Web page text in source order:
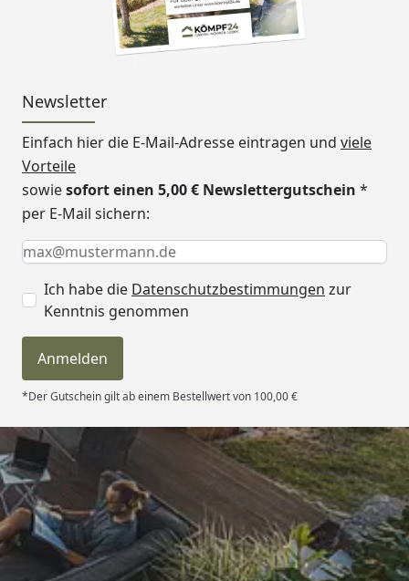
Newsletter
Einfach hier die E-Mail-Adresse eintragen und viele
Vorteile
sowiesofort einen 5,00 € Newslettergutschein *
per E-Mail sichern:
Keine Eingabe erforderlich
Eingabe erforderlich
E-Mail *
Ich habe die Datenschutzbestimmungen zur
Kenntnis genommen
Anmelden
*Der Gutschein gilt ab einem Bestellwert von 100,00 €
Trusted Shops
4,81/ 5